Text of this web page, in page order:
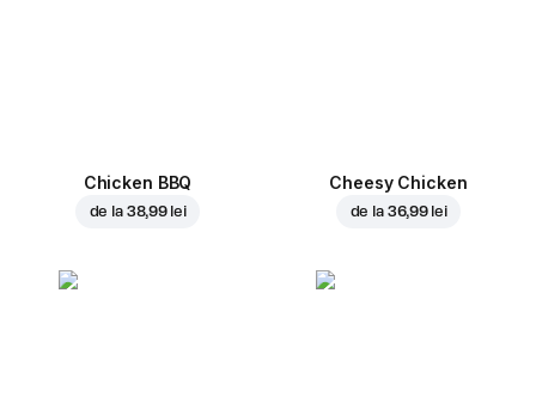
Chicken BBQ
de la 38,99 lei
Cheesy Chicken
de la 36,99 lei